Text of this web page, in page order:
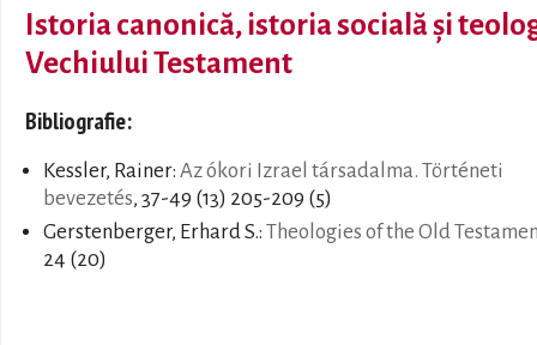
Istoria canonică, istoria socială și
Vechiului Testament
Bibliografie:
Kessler, Rainer: Az ókori Izrael társadalma. Történeti
bevezetés, 37-49 (13) 205-209 (5)
Gerstenberger, Erhard S.: Theologies of the Old
24 (20)